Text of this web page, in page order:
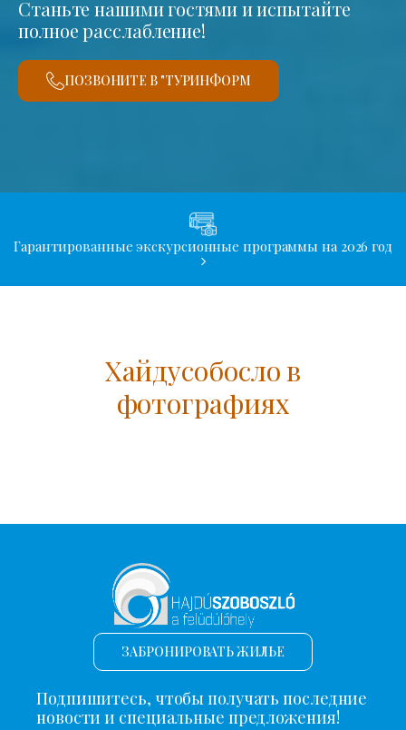
Станьте нашими гостями и испытайте
полное расслабление!
ПОЗВОНИТЕ В "ТУРИНФОРМ
Гарантированные экскурсионные программы на 2026 год
Хайдусобосло в
фотографиях
ЗАБРОНИРОВАТЬ ЖИЛЬЕ
Подпишитесь, чтобы получать последние
новости и специальные предложения!